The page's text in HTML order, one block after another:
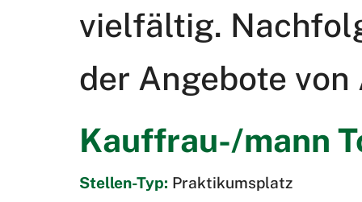
vielfältig.
der Angebote von
Kauffrau-/mann
Stellen-Typ: Praktikumsplatz